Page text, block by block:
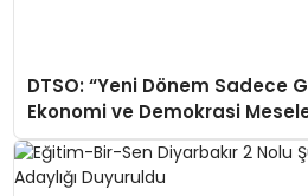
DTSO: “Yeni Dönem Sadece
Ekonomi ve Demokrasi